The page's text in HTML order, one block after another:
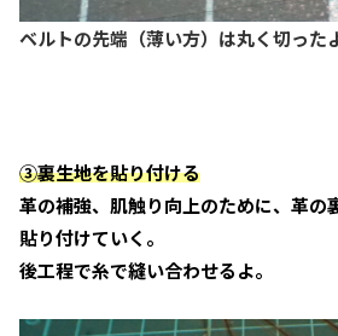
ベルトの先端（薄い方）は丸く切った
③裏生地を貼り付ける
革の補強、肌触り向上のために、革の
貼り付けていく。
後工程で糸で縫い合わせるよ。